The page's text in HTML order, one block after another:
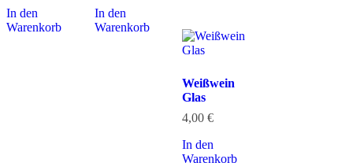
In den
Warenkorb
In den
Warenkorb
Weißwein
Glas
4,00€
In den
Warenkorb